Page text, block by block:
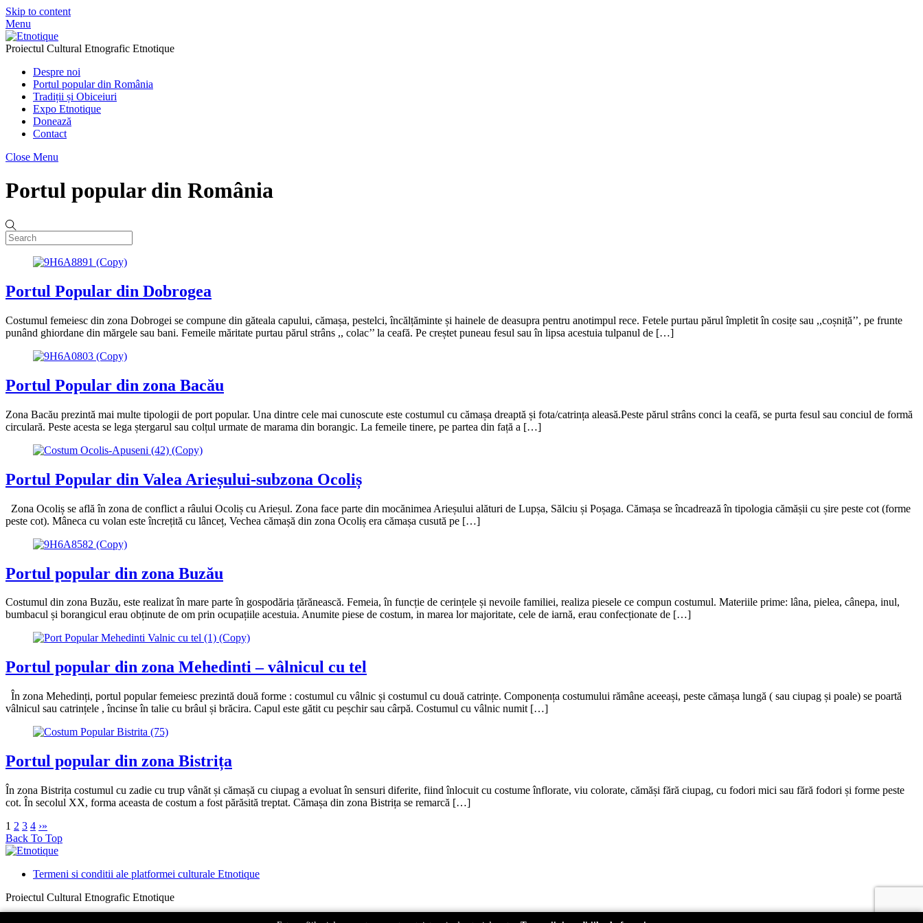
Skip to content
Menu
Proiectul Cultural Etnografic Etnotique
Despre noi
Portul popular din România
Tradiții și Obiceiuri
Expo Etnotique
Donează
Contact
Close Menu
Portul popular din România
Portul Popular din Dobrogea
Costumul femeiesc din zona Dobrogei se compune din găteala capului, cămașa, pestelci, încălțăminte și hainele de deasupra pentru anotimpul rece. Fetele purtau părul împletit în cosițe sau ,,coșniță’’, pe frunte
punând ghiordane din mărgele sau bani. Femeile măritate purtau părul strâns ,, colac’’ la ceafă. Pe creștet puneau fesul sau în lipsa acestuia tulpanul de […]
Portul Popular din zona Bacău
Zona Bacău prezintă mai multe tipologii de port popular. Una dintre cele mai cunoscute este costumul cu cămașa dreaptă și fota/catrința aleasă.Peste părul strâns conci la ceafă, se purta fesul sau conciul de formă
circulară. Peste acesta se lega ștergarul sau colțul urmate de marama din borangic. La femeile tinere, pe partea din față a […]
Portul Popular din Valea Arieșului-subzona Ocoliș
Zona Ocoliș se află în zona de conflict a râului Ocoliș cu Arieșul. Zona face parte din mocănimea Arieșului alături de Lupșa, Sălciu și Poșaga. Cămașa se încadrează în tipologia cămășii cu șire peste cot (forme
peste cot). Mâneca cu volan este încrețită cu lânceț, Vechea cămașă din zona Ocoliș era cămașa cusută pe […]
Portul popular din zona Buzău
Costumul din zona Buzău, este realizat în mare parte în gospodăria țărănească. Femeia, în funcție de cerințele și nevoile familiei, realiza piesele ce compun costumul. Materiile prime: lâna, pielea, cânepa, inul,
bumbacul și borangicul erau obținute de om prin ocupațiile acestuia. Anumite piese de costum, in marea lor majoritate, cele de iarnă, erau confecționate de […]
Portul popular din zona Mehedinti – vâlnicul cu tel
În zona Mehedinți, portul popular femeiesc prezintă două forme : costumul cu vâlnic și costumul cu două catrințe. Componența costumului rămâne aceeași, peste cămașa lungă ( sau ciupag și poale) se poartă
vâlnicul sau catrințele , încinse în talie cu brâul și brăcira. Capul este gătit cu peșchir sau cârpă. Costumul cu vâlnic numit […]
Portul popular din zona Bistrița
În zona Bistrița costumul cu zadie cu trup vânăt și cămașă cu ciupag a evoluat în sensuri diferite, fiind înlocuit cu costume înflorate, viu colorate, cămăși fără ciupag, cu fodori mici sau fără fodori și forme peste
cot. În secolul XX, forma aceasta de costum a fost părăsită treptat. Cămașa din zona Bistrița se remarcă […]
1 2 3 4 ›»
Back To Top
Termeni si conditii ale platformei culturale Etnotique
Proiectul Cultural Etnografic Etnotique